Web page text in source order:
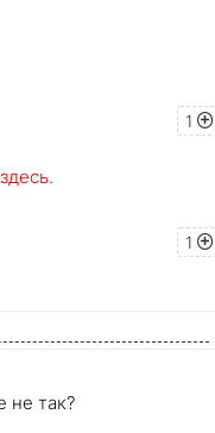
1
1
не так?